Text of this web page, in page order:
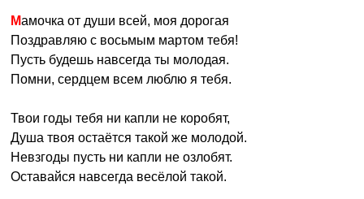
Мамочка от души всей, моя дорогая
Поздравляю с восьмым мартом тебя!
Пусть будешь навсегда ты молодая.
Помни, сердцем всем люблю я тебя.
Твои годы тебя ни капли не коробят,
Душа твоя остаётся такой же молодой.
Невзгоды пусть ни капли не озлобят.
Оставайся навсегда весёлой такой.